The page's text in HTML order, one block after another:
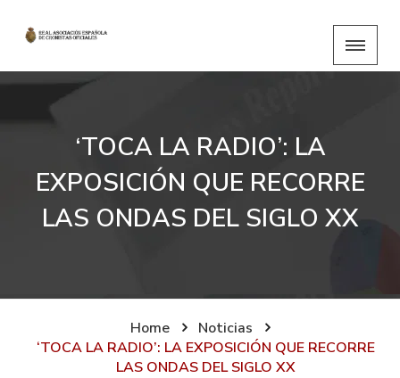
‘TOCA LA RADIO’: LA
EXPOSICIÓN QUE RECORRE
LAS ONDAS DEL SIGLO XX
Home
Noticias
‘TOCA LA RADIO’: LA EXPOSICIÓN QUE RECORRE
LAS ONDAS DEL SIGLO XX